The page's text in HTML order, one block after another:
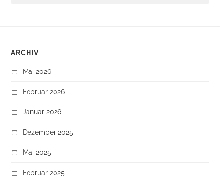
ARCHIV
Mai 2026
Februar 2026
Januar 2026
Dezember 2025
Mai 2025
Februar 2025